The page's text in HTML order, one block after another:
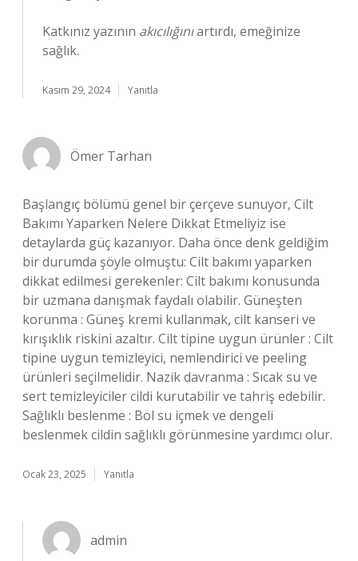
Katkınız yazının akıcılığınıartırdı, emeğinize
sağlık.
Kasım 29, 2024 Yanıtla
Ömer Tarhan
Başlangıç bölümü genel bir çerçeve sunuyor, Cilt
Bakımı Yaparken Nelere Dikkat Etmeliyiz ise
detaylarda güç kazanıyor. Daha önce denk geldiğim
bir durumda şöyle olmuştu: Cilt bakımı yaparken
dikkat edilmesi gerekenler: Cilt bakımı konusunda
bir uzmana danışmak faydalı olabilir. Güneşten
korunma : Güneş kremi kullanmak, cilt kanseri ve
kırışıklık riskini azaltır. Cilt tipine uygun ürünler : Cilt
tipine uygun temizleyici, nemlendirici ve peeling
ürünleri seçilmelidir. Nazik davranma : Sıcak su ve
sert temizleyiciler cildi kurutabilir ve tahriş edebilir.
Sağlıklı beslenme : Bol su içmek ve dengeli
beslenmek cildin sağlıklı görünmesine yardımcı olur.
Ocak 23, 2025 Yanıtla
admin